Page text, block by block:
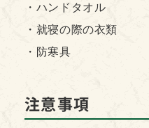
・ハンドタオル
・就寝の際の衣類
・防寒具
注意事項